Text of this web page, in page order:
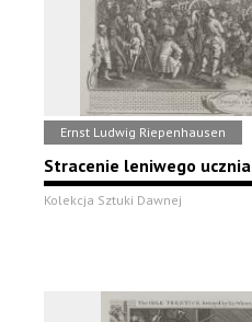
Ernst Ludwig Riepenhausen
Stracenie leniwego ucznia
Kolekcja Sztuki Dawnej